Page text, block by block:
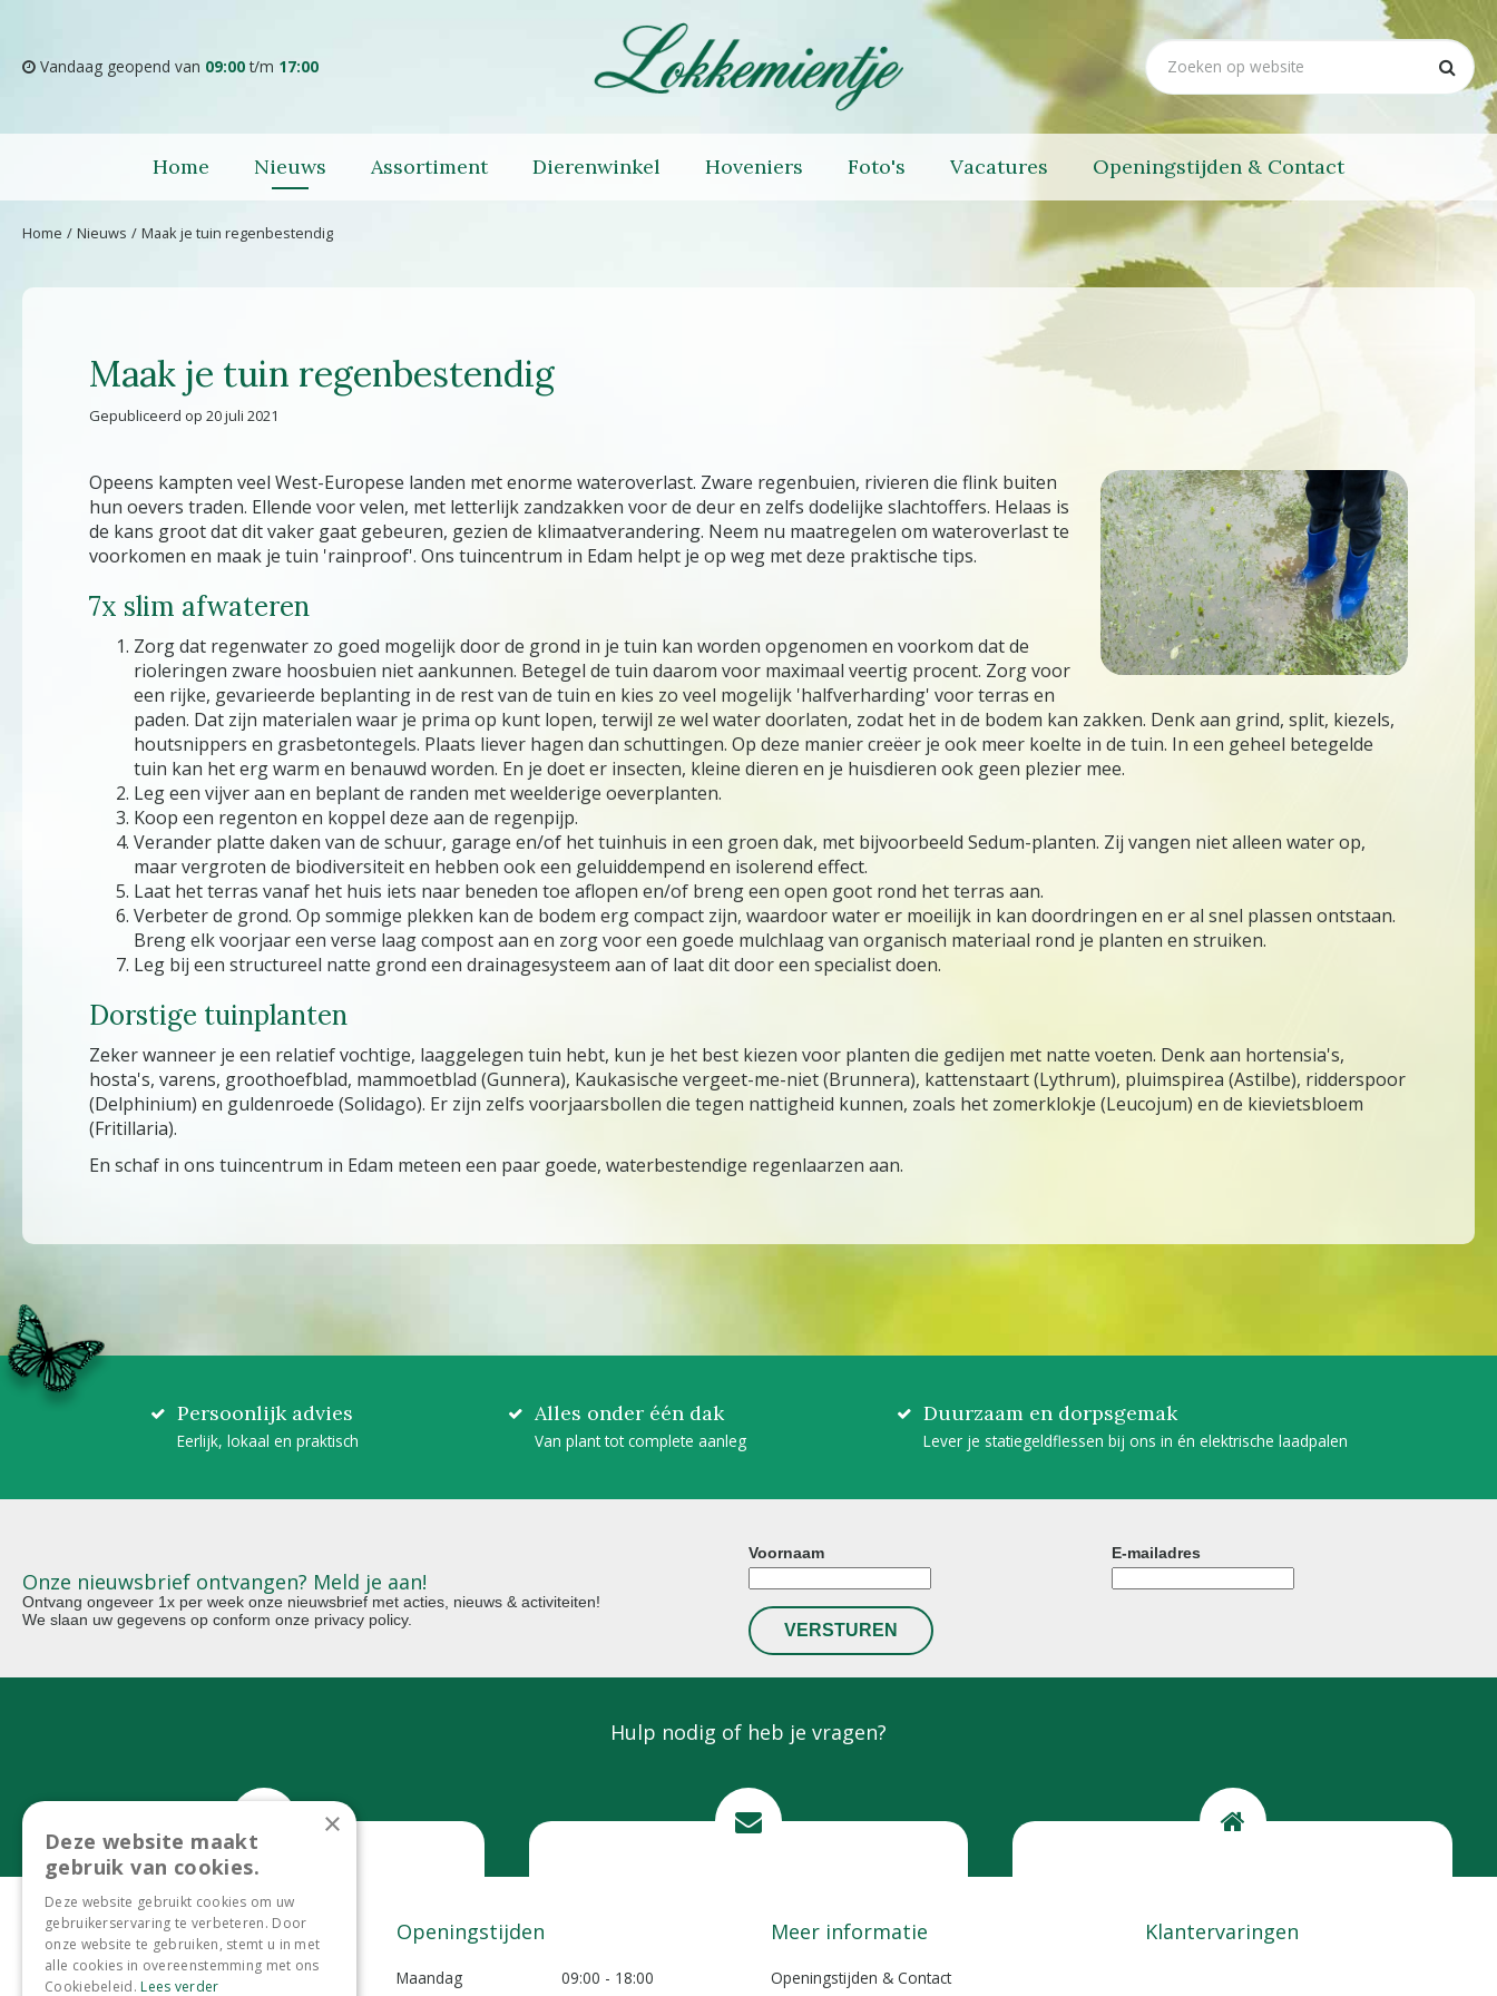
content
Home Nieuws Maak je tuin regenbestendig
Vandaag geopend van 09:00t/m 17:00
Home Nieuws Assortiment Dierenwinkel Hoveniers Foto's Vacatures Openingstijden & Contact
Maak je tuin regenbestendig
Gepubliceerd op 20 juli 2021
Opeens kampten veel West-Europese landen met enorme wateroverlast. Zware regenbuien, rivieren die flink buiten
hun oevers traden. Ellende voor velen, met letterlijk zandzakken voor de deur en zelfs dodelijke slachtoffers. Helaas is
de kans groot dat dit vaker gaat gebeuren, gezien de klimaatverandering. Neem nu maatregelen om wateroverlast te
voorkomen en maak je tuin 'rainproof'. Ons tuincentrum in Edam helpt je op weg met deze praktische tips.
7x slim afwateren
Zorg dat regenwater zo goed mogelijk door de grond in je tuin kan worden opgenomen en voorkom dat de
rioleringen zware hoosbuien niet aankunnen. Betegel de tuin daarom voor maximaal veertig procent. Zorg voor
een rijke, gevarieerde beplanting in de rest van de tuin en kies zo veel mogelijk 'halfverharding' voor terras en
paden. Dat zijn materialen waar je prima op kunt lopen, terwijl ze wel water doorlaten, zodat het in de bodem kan zakken. Denk aan grind, split, kiezels,
houtsnippers en grasbetontegels. Plaats liever hagen dan schuttingen. Op deze manier creëer je ook meer koelte in de tuin. In een geheel betegelde
tuin kan het erg warm en benauwd worden. En je doet er insecten, kleine dieren en je huisdieren ook geen plezier mee.
Leg een vijver aan en beplant de randen met weelderige oeverplanten.
Koop een regenton en koppel deze aan de regenpijp.
Verander platte daken van de schuur, garage en/of het tuinhuis in een groen dak, met bijvoorbeeld Sedum-planten. Zij vangen niet alleen water op,
maar vergroten de biodiversiteit en hebben ook een geluiddempend en isolerend effect.
Laat het terras vanaf het huis iets naar beneden toe aflopen en/of breng een open goot rond het terras aan.
Verbeter de grond. Op sommige plekken kan de bodem erg compact zijn, waardoor water er moeilijk in kan doordringen en er al snel plassen ontstaan.
Breng elk voorjaar een verse laag compost aan en zorg voor een goede mulchlaag van organisch materiaal rond je planten en struiken.
Leg bij een structureel natte grond een drainagesysteem aan of laat dit door een specialist doen.
Dorstige tuinplanten
Zeker wanneer je een relatief vochtige, laaggelegen tuin hebt, kun je het best kiezen voor planten die gedijen met natte voeten. Denk aan hortensia's,
hosta's, varens, groothoefblad, mammoetblad (Gunnera), Kaukasische vergeet-me-niet (Brunnera), kattenstaart (Lythrum), pluimspirea (Astilbe), ridderspoor
(Delphinium) en guldenroede (Solidago). Er zijn zelfs voorjaarsbollen die tegen nattigheid kunnen, zoals het zomerklokje (Leucojum) en de kievietsbloem
(Fritillaria).
En schaf in ons tuincentrum in Edam meteen een paar goede, waterbestendige regenlaarzen aan.
Persoonlijk advies
Eerlijk, lokaal en praktisch
Alles onder één dak
Van plant tot complete aanleg
Duurzaam en dorpsgemak
Lever je statiegeldflessen bij ons in én elektrische laadpalen
Onze nieuwsbrief ontvangen? Meld je aan!
Ontvang ongeveer 1x per week onze nieuwsbrief met acties, nieuws & activiteiten!
We slaan uw gegevens op conform onze privacy policy.
Voornaam E-mailadres
Hulp nodig of heb je vragen?
Bel ons
0299-372465
info@lokkemientje.nl
Locatie
Contact
Tuincentrum Lokkemientje
Openingstijden
Maandag
09:00 - 18:00
Meer informatie
Openingstijden & Contact
Klantervaringen
×
Deze website maakt
gebruik van cookies.
Deze website gebruikt cookies om uw
gebruikerservaring te verbeteren. Door
onze website te gebruiken, stemt u in met
alle cookies in overeenstemming met ons
Cookiebeleid. Lees verder